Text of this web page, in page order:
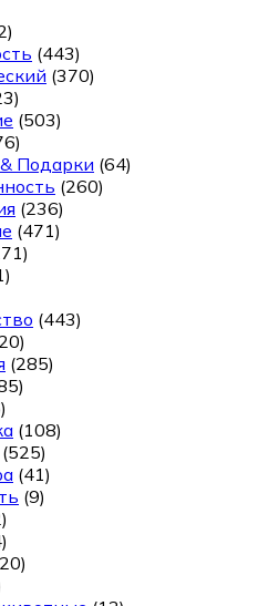
(443)
(370)
(503)
Подарки (64)
(260)
(236)
(471)
(443)
(285)
(108)
(525)
(41)
(9)